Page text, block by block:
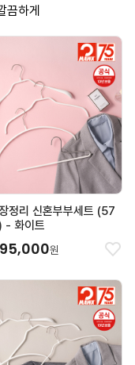
끔하게
정리 신혼부부세트 (57
- 화이트
원